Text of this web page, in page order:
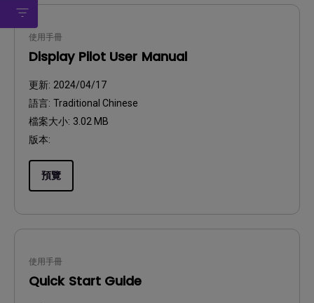
使用手冊
Display Pilot User Manual
更新: 2024/04/17
語言: Traditional Chinese
檔案大小: 3.02 MB
版本:
預覽
使用手冊
Quick Start Guide